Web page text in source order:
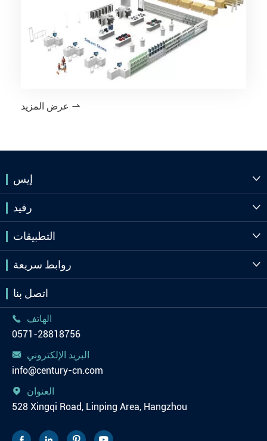

إيس 
رفيد 
التطبيقات 
روابط سريعة 
اتصل بنا

الهاتف
0571-28818756

البريد الإلكتروني
info@century-cn.com

العنوان
528 Xingqi Road, Linping Area, Hangzhou